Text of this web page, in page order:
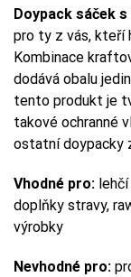
Doypack sáček
pro ty z vás, kteří
Kombinace
dodává obalu
tento produkt je
takové ochranné
ostatní doypacky
Vhodné pro:
doplňky stravy,
výrobky
Nevhodné pro: